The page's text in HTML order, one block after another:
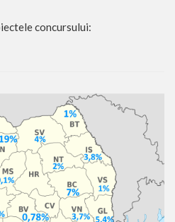
concursului: